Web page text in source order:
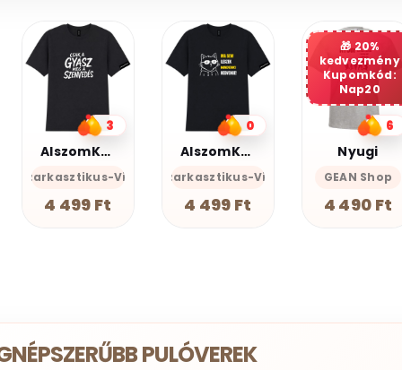
Önazonos
0
AlszomKöszi póló - Ma sem leszek mindenki kedvence
Szarkasztikus-Vicces-Önazonos
4 499 Ft
kedvezmény
Kupomkód:
6
Nyugi
GEAN Shop
4 490 Ft
0
AlszomKöszi- Szarkasztikus-
4 499 Ft
PULÓVEREK